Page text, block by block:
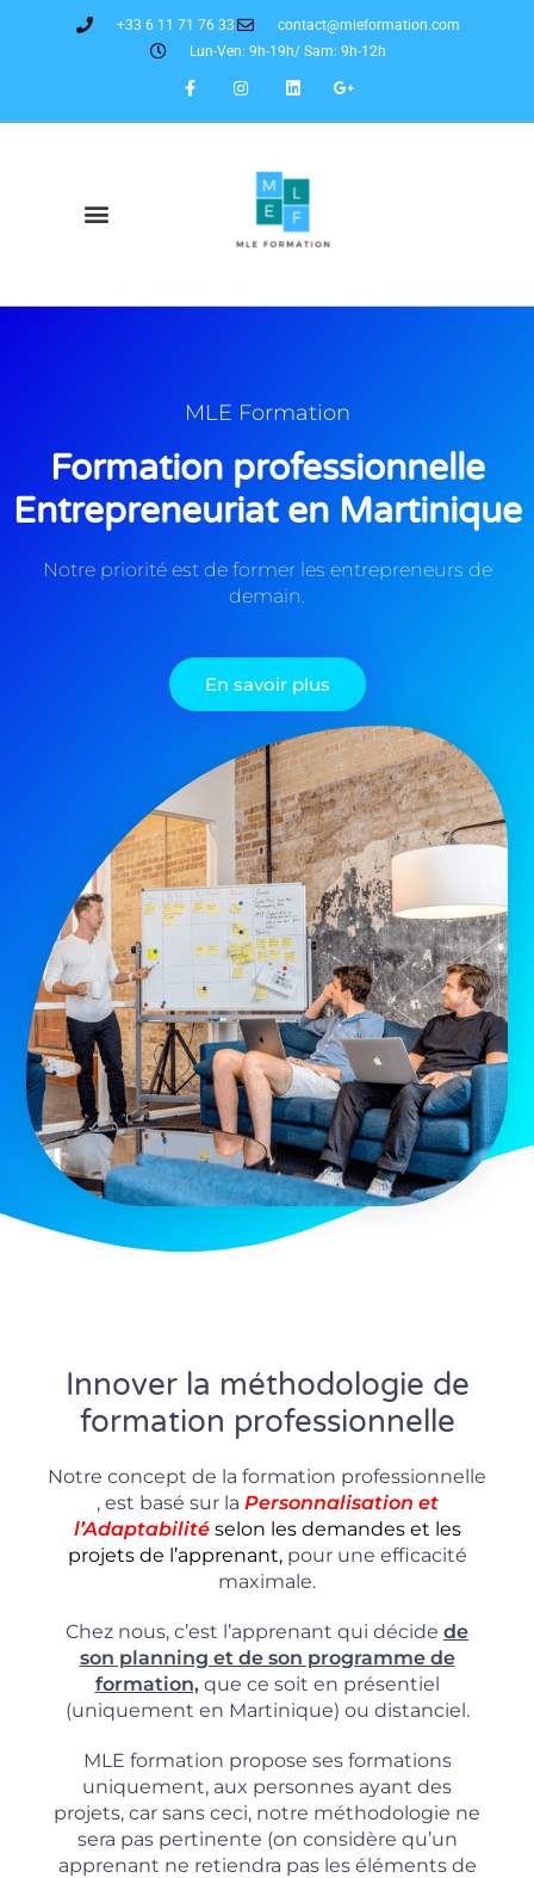
+33 6 11 71 76 33
contact@mleformation.com
Lun-Ven: 9h-19h/ Sam: 9h-12h
MLE Formation
Formation professionnelle
Entrepreneuriat en Martinique
Notre priorité est de former les entrepreneurs de
demain.
En savoir plus
Innover la méthodologie de
formation professionnelle
Notre concept de la formation professionnelle
, est basé sur la Personnalisation et
l’Adaptabilité selon les demandes et les
projets de l’apprenant,pour une efficacité
maximale.
Chez nous, c’est l’apprenant qui décide de
son planning et de son programme de
formation,que ce soit en présentiel
(uniquement en Martinique) ou distanciel.
MLE formation propose ses formations
uniquement, aux personnes ayant des
projets, car sans ceci, notre méthodologie ne
sera pas pertinente (on considère qu’un
apprenant ne retiendra pas les éléments de